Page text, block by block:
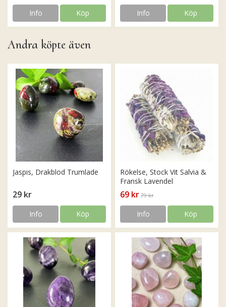
Info Köp Info Köp
Andra köpte även
Jaspis, Drakblod Trumlade
29 kr
Info Köp
Rökelse, Stock Vit Salvia &
Fransk Lavendel
69 kr 79 kr
Info Köp